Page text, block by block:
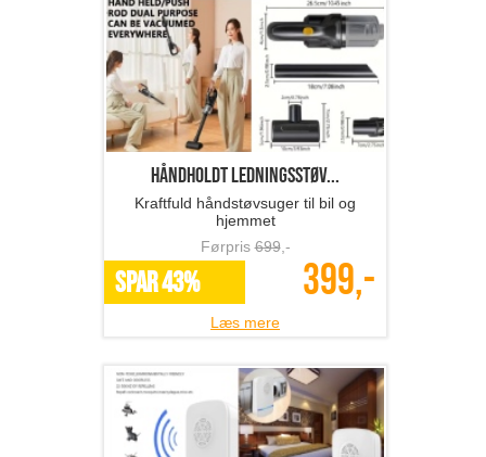
Håndholdt ledningsstøv...
Kraftfuld håndstøvsuger til bil og
hjemmet
Førpris699,-
SPAR 43% 399,-
Læs mere